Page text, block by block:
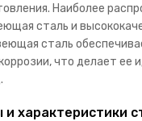
Наиболее
сталь и
сталь
что делает ее
характеристики